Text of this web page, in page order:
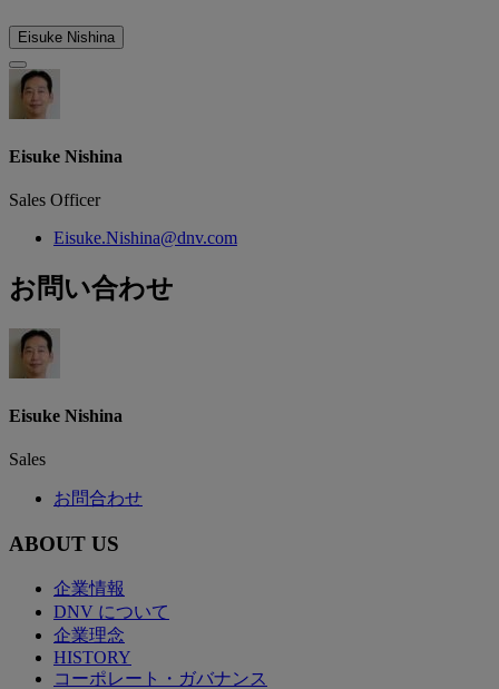
Eisuke Nishina
Eisuke Nishina
Sales Officer
Eisuke.Nishina@dnv.com
お問い合わせ
Eisuke Nishina
Sales
お問合わせ
ABOUT US
企業情報
DNV について
企業理念
HISTORY
コーポレート・ガバナンス